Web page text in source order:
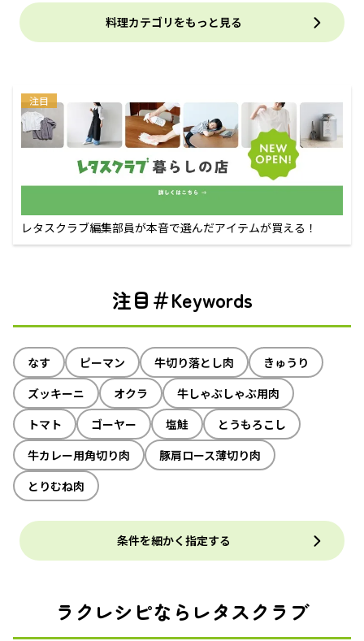
料理カテゴリをもっと見る
注目
レタスクラブ編集部員が本音で選んだアイテムが買える！
注目＃Keywords
なす ピーマン 牛切り落とし肉
きゅうり
ズッキーニ
オクラ
牛しゃぶしゃぶ用肉
トマト
ゴーヤー 塩鮭
とうもろこし
牛カレー用角切り肉
豚肩ロース薄切り肉
とりむね肉
条件を細かく指定する
ラクレシピならレタスクラブ